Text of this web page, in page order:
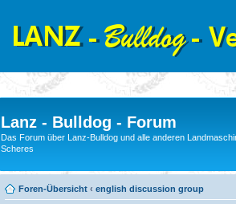
Lanz - Bulldog - Forum
Das Forum über Lanz-Bulldog und alle anderen
Scheres
Foren-Übersicht ‹ english discussion group